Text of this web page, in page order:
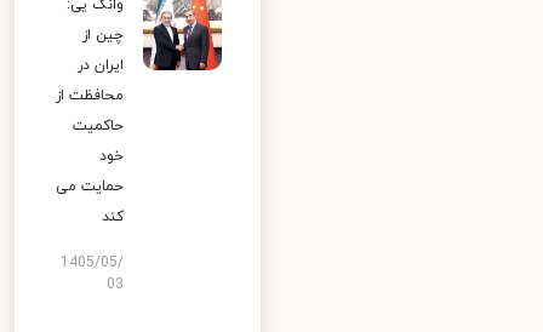
وانگ یی:
چین از
ایران در
محافظت از
حاکمیت
خود
حمایت می
کند
1405/05/
03